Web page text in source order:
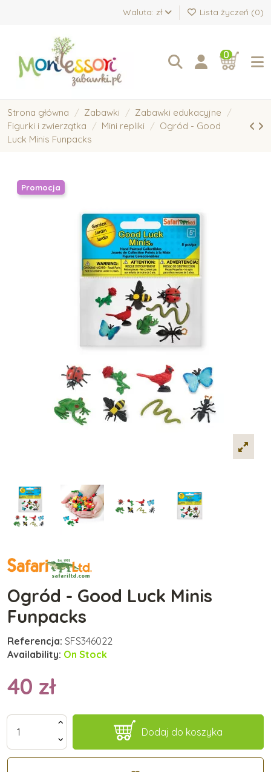
Waluta: zł Lista życzeń (0)
0
Strona główna Zabawki
Zabawki edukacyjne
Figurki i zwierzątka
Mini repliki
Ogród - Good
Luck Minis Funpacks
Promocja
Ogród - Good Luck Minis
Funpacks
Referencja: SFS346022
Availability: On Stock
40 zł
Dodaj do koszyka